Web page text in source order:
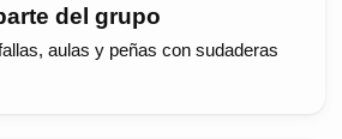
del grupo
aulas y peñas con sudaderas